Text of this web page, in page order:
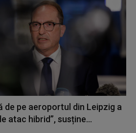
de pe aeroportul din Leipzig a
atac hibrid”, susține...